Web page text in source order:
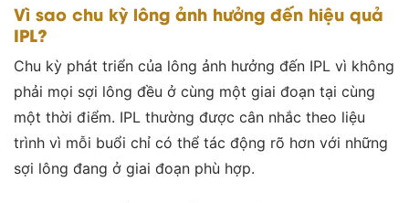
Vì sao chu kỳ lông ảnh hưởng đến hiệu quả
IPL?
Chu kỳ phát triển của lông ảnh hưởng đến IPL vì không
phải mọi sợi lông đều ở cùng một giai đoạn tại cùng
một thời điểm. IPL thường được cân nhắc theo liệu
trình vì mỗi buổi chỉ có thể tác động rõ hơn với những
sợi lông đang ở giai đoạn phù hợp.